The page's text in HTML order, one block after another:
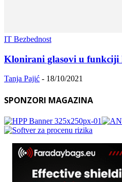
IT Bezbednost
Klonirani glasovi u
Tanja Pajić - 18/10/2021
SPONZORI MAGAZINA